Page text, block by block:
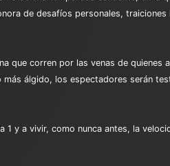
de desafíos personales, traiciones
que corren por las venas de
álgido, los espectadores serán
1 y a vivir, como nunca antes, la